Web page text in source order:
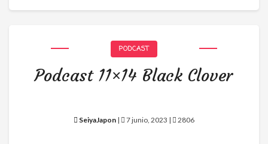
PODCAST
Podcast 11×14 Black Clover
SeiyaJapon | 7 junio, 2023 | 2806